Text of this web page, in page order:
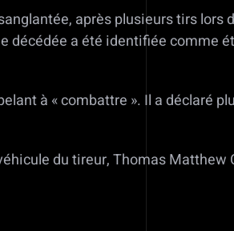
après plusieurs tirs
a été identifiée comme
à « combattre ». Il a déclaré
du tireur, Thomas Matthew